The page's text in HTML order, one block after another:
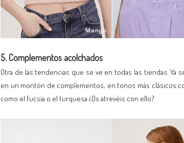
5. Complementos acolchados
Otra de las tendencias que se ve en todas las tiendas. Ya
en un montón de complementos, en tonos más clásicos
como el fucsia o el turquesa ¿Os atrevéis con ello?